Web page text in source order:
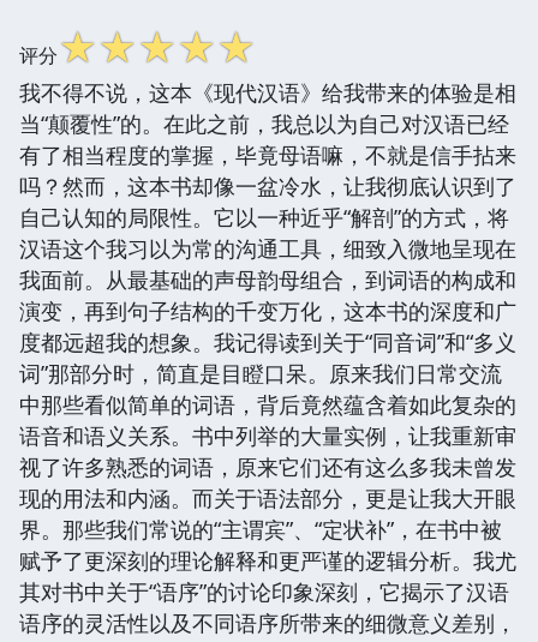
评分☆☆☆☆☆
我不得不说，这本《现代汉语》给我带来的体验是相
当“颠覆性”的。在此之前，我总以为自己对汉语已经
有了相当程度的掌握，毕竟母语嘛，不就是信手拈来
吗？然而，这本书却像一盆冷水，让我彻底认识到了
自己认知的局限性。它以一种近乎“解剖”的方式，将
汉语这个我习以为常的沟通工具，细致入微地呈现在
我面前。从最基础的声母韵母组合，到词语的构成和
演变，再到句子结构的千变万化，这本书的深度和广
度都远超我的想象。我记得读到关于“同音词”和“多义
词”那部分时，简直是目瞪口呆。原来我们日常交流
中那些看似简单的词语，背后竟然蕴含着如此复杂的
语音和语义关系。书中列举的大量实例，让我重新审
视了许多熟悉的词语，原来它们还有这么多我未曾发
现的用法和内涵。而关于语法部分，更是让我大开眼
界。那些我们常说的“主谓宾”、“定状补”，在书中被
赋予了更深刻的理论解释和更严谨的逻辑分析。我尤
其对书中关于“语序”的讨论印象深刻，它揭示了汉语
语序的灵活性以及不同语序所带来的细微意义差别，